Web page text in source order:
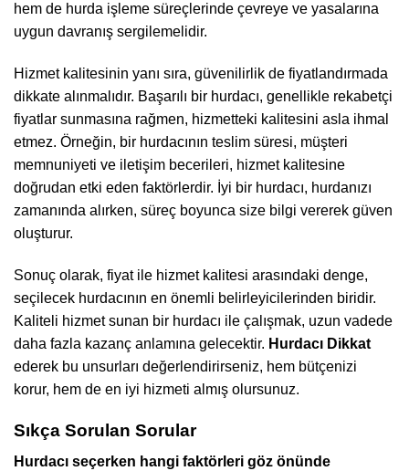
hem de hurda işleme süreçlerinde çevreye ve yasalarına
uygun davranış sergilemelidir.
Hizmet kalitesinin yanı sıra, güvenilirlik de fiyatlandırmada
dikkate alınmalıdır. Başarılı bir hurdacı, genellikle rekabetçi
fiyatlar sunmasına rağmen, hizmetteki kalitesini asla ihmal
etmez. Örneğin, bir hurdacının teslim süresi, müşteri
memnuniyeti ve iletişim becerileri, hizmet kalitesine
doğrudan etki eden faktörlerdir. İyi bir hurdacı, hurdanızı
zamanında alırken, süreç boyunca size bilgi vererek güven
oluşturur.
Sonuç olarak, fiyat ile hizmet kalitesi arasındaki denge,
seçilecek hurdacının en önemli belirleyicilerinden biridir.
Kaliteli hizmet sunan bir hurdacı ile çalışmak, uzun vadede
daha fazla kazanç anlamına gelecektir. Hurdacı Dikkat
ederek bu unsurları değerlendirirseniz, hem bütçenizi
korur, hem de en iyi hizmeti almış olursunuz.
Sıkça Sorulan Sorular
Hurdacı seçerken hangi faktörleri göz önünde